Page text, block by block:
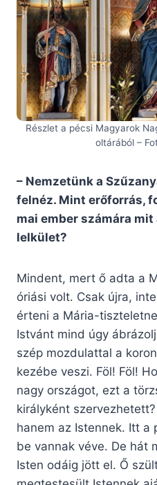
Részlet a pécsi Magyarok
oltárából –
– Nemzetünk a
felnéz. Mint erőforrás,
mai ember számára
lelkület?
Mindent, mert ő adta a
óriási volt. Csak újra,
érteni a Mária-
Istvánt mind úgy
szép mozdulattal a
kezébe veszi. Föl! Föl!
nagy országot, ezt a
királyként
hanem az Istennek. Itt a
be vannak véve. De hát
Isten odáig jött el. Ő